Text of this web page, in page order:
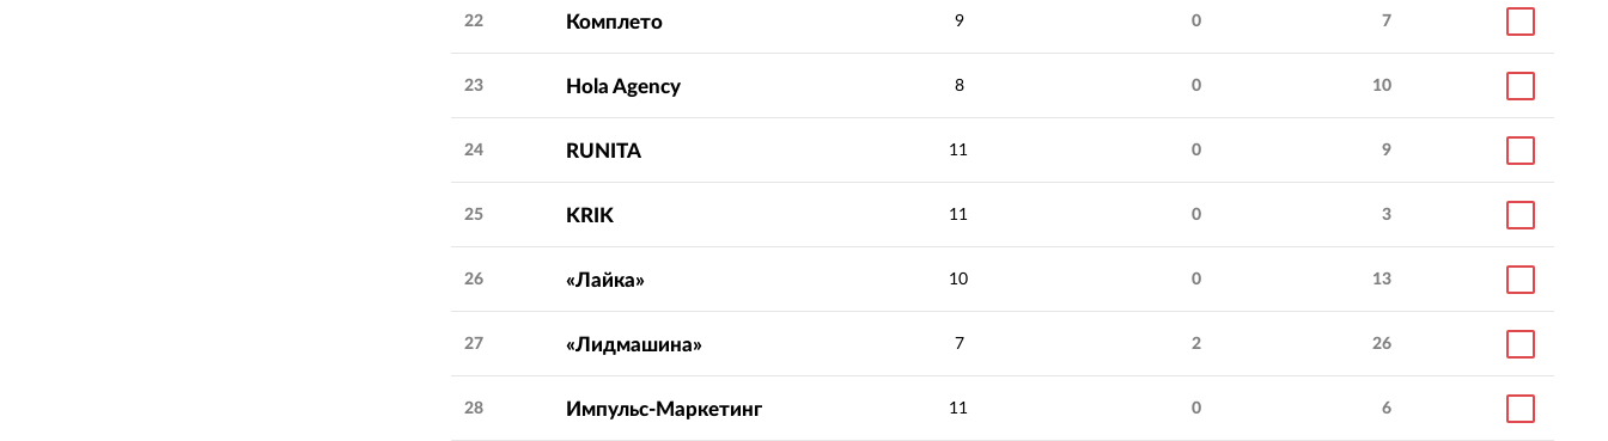
22 Комплето 9 0 7
23 Hola Agency 8 0 10
24 RUNITA 11 0 9
25 KRIK 11 0 3
26 «Лайка» 10 0 13
27 «Лидмашина» 7 2 26
28 Импульс-Маркетинг 11 0 6